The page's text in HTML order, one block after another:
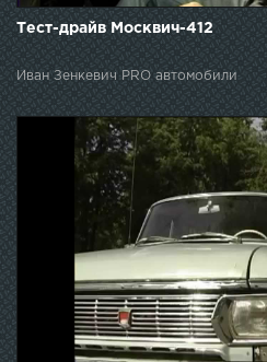
Тест-драйв Москвич-412
Иван Зенкевич PRO автомобили